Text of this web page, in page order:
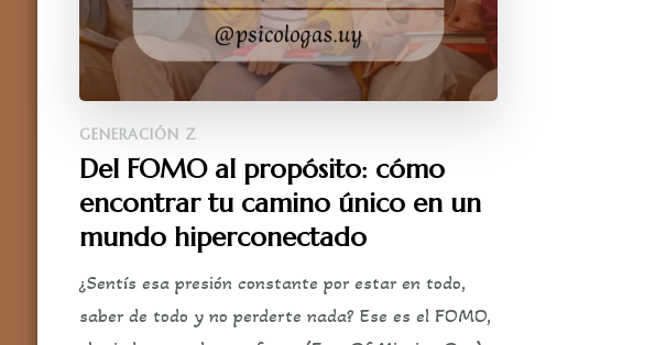
GENERACIÓN Z
Del FOMO al propósito: cómo
encontrar tu camino único en un
mundo hiperconectado
¿Sentís esa presión constante por estar en todo,
saber de todo y no perderte nada? Ese es el FOMO,